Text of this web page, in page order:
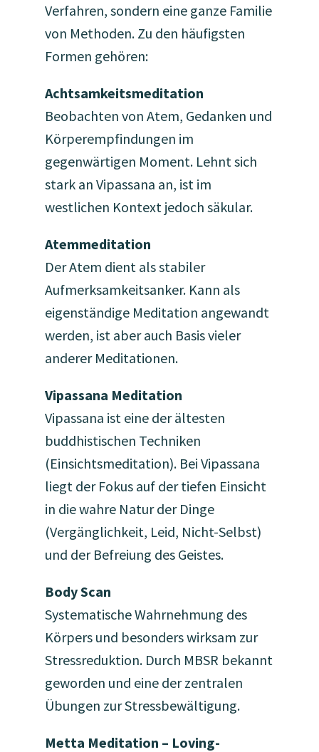
Verfahren, sondern eine ganze Familie
von Methoden. Zu den häufigsten
Formen gehören:
Achtsamkeitsmeditation
Beobachten von Atem, Gedanken und
Körperempfindungen im
gegenwärtigen Moment. Lehnt sich
stark an Vipassana an, ist im
westlichen Kontext jedoch säkular.
Atemmeditation
Der Atem dient als stabiler
Aufmerksamkeitsanker. Kann als
eigenständige Meditation angewandt
werden, ist aber auch Basis vieler
anderer Meditationen.
Vipassana Meditation
Vipassana ist eine der ältesten
buddhistischen Techniken
(Einsichtsmeditation). Bei Vipassana
liegt der Fokus auf der tiefen Einsicht
in die wahre Natur der Dinge
(Vergänglichkeit, Leid, Nicht-Selbst)
und der Befreiung des Geistes.
Body Scan
Systematische Wahrnehmung des
Körpers und besonders wirksam zur
Stressreduktion. Durch MBSR bekannt
geworden und eine der zentralen
Übungen zur Stressbewältigung.
Metta Meditation – Loving-